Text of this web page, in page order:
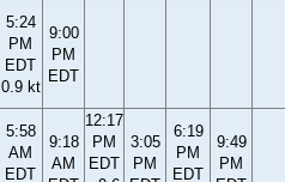
5:24
PM
EDT
0.9 kt
9:00
PM
EDT
5:58
AM
EDT
9:18
AM
12:17
PM
EDT
3:05
PM
6:19
PM
EDT
9:49
PM